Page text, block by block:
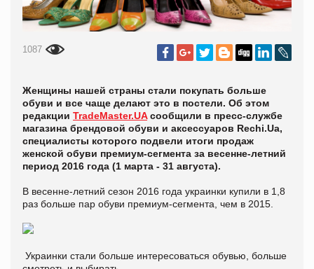
1087
Женщины нашей страны стали покупать больше
обуви и все чаще делают это в постели. Об этом
редакции TradeMaster.UAсообщили в пресс-службе
магазина брендовой обуви и аксессуаров Rechi.Ua,
специалисты которого подвели итоги продаж
женской обуви премиум-сегмента за весенне-летний
период 2016 года (1 марта - 31 августа).
В весенне-летний сезон 2016 года украинки купили в 1,8
раз больше пар обуви премиум-сегмента, чем в 2015.
Украинки стали больше интересоваться обувью, больше